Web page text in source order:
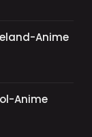
Anime
Anime